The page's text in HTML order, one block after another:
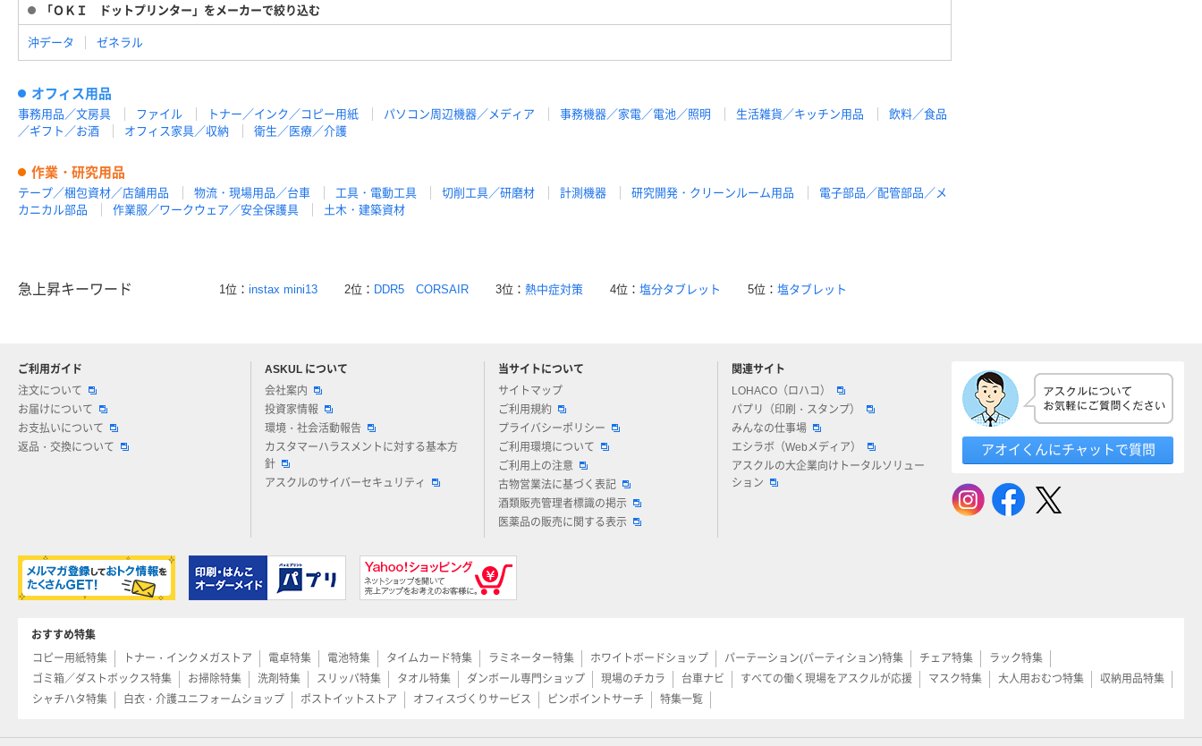
「ＯＫＩ ドットプリンター」をメーカーで絞り込む
沖データ ゼネラル
オフィス用品
事務用品／文房具 ファイル トナー／インク／コピー用紙 パソコン周辺機器／メディア 事務機器／家電／電池／照明 生活雑貨／キッチン用品
飲料／食品
／ギフト／お酒
オフィス家具／収納 衛生／医療／介護
作業・研究用品
テープ／梱包資材／店舗用品 物流・現場用品／台車 工具・電動工具 切削工具／研磨材 計測機器 研究開発・クリーンルーム用品
電子部品／配管部品／メ
カニカル部品
作業服／ワークウェア／安全保護具 土木・建築資材
急上昇キーワード 1位： instax mini13 2位： DDR5 CORSAIR 3位： 熱中症対策 4位： 塩分タブレット 5位： 塩タブレット
ご利用ガイド
注文について
お届けについて
お支払いについて
返品・交換について
ASKUL について
会社案内
投資家情報
環境・社会活動報告
カスタマーハラスメントに対する基本方
針
アスクルのサイバーセキュリティ
当サイトについて
サイトマップ
ご利用規約
プライバシーポリシー
ご利用環境について
ご利用上の注意
古物営業法に基づく表記
酒類販売管理者標識の掲示
医薬品の販売に関する表示
関連サイト
LOHACO（ロハコ）
パプリ（印刷・スタンプ）
みんなの仕事場
エシラボ（Webメディア）
アスクルの大企業向けトータルソリュー
ション
アスクルについてお気軽にご質問ください
アオイくんにチャットで質問
おすすめ特集
コピー用紙特集
トナー・インクメガストア 電卓特集 電池特集 タイムカード特集 ラミネーター特集 ホワイトボードショップ パーテーション(パーティション)特集 チェア特集
ラック特集
ゴミ箱／ダストボックス特集
お掃除特集 洗剤特集 スリッパ特集 タオル特集 ダンボール専門ショップ 現場のチカラ 台車ナビ すべての働く現場をアスクルが応援 マスク特集 大人用おむつ特集
収納用品特集
シャチハタ特集
白衣・介護ユニフォームショップ ポストイットストア オフィスづくりサービス ピンポイントサーチ 特集一覧